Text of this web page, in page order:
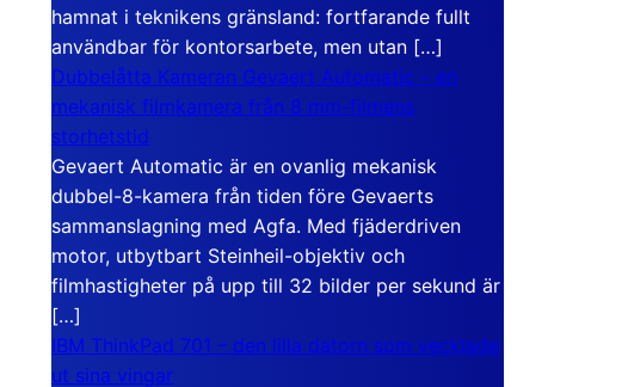
hamnat i teknikens gränsland: fortfarande fullt
användbar för kontorsarbete, men utan […]
Dubbelåtta Kameran Gevaert Automatic – en
mekanisk filmkamera från 8 mm-filmens
storhetstid
Gevaert Automatic är en ovanlig mekanisk
dubbel-8-kamera från tiden före Gevaerts
sammanslagning med Agfa. Med fjäderdriven
motor, utbytbart Steinheil-objektiv och
filmhastigheter på upp till 32 bilder per sekund är
[…]
IBM ThinkPad 701 – den lilla datorn som vecklade
ut sina vingar